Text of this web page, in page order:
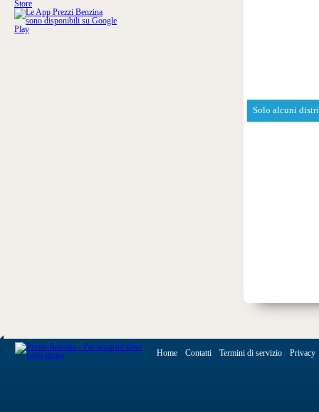
Solo alcuni
Home Contatti Termini di servizio Privacy